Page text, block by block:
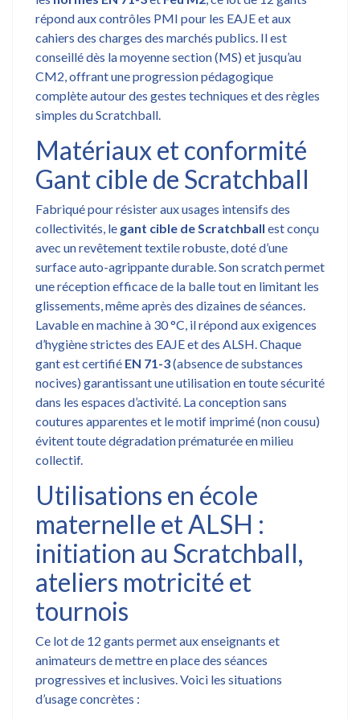
répond aux contrôles PMI pour les EAJE et aux
cahiers des charges des marchés publics. Il est
conseillé dès la moyenne section (MS) et jusqu’au
CM2, offrant une progression pédagogique
complète autour des gestes techniques et des règles
simples du Scratchball.
Matériaux et conformité
Gant cible de Scratchball
Fabriqué pour résister aux usages intensifs des
collectivités, le gant cible de Scratchball est conçu
avec un revêtement textile robuste, doté d’une
surface auto-agrippante durable. Son scratch permet
une réception efficace de la balle tout en limitant les
glissements, même après des dizaines de séances.
Lavable en machine à 30 °C, il répond aux exigences
d’hygiène strictes des EAJE et des ALSH. Chaque
gant est certifié EN 71-3(absence de substances
nocives) garantissant une utilisation en toute sécurité
dans les espaces d’activité. La conception sans
coutures apparentes et le motif imprimé (non cousu)
évitent toute dégradation prématurée en milieu
collectif.
Utilisations en école
maternelle et ALSH :
initiation au Scratchball,
ateliers motricité et
tournois
Ce lot de 12 gants permet aux enseignants et
animateurs de mettre en place des séances
progressives et inclusives. Voici les situations
d’usage concrètes :